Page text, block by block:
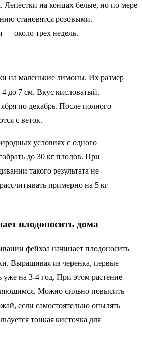
на концах белые, но по мере
становятся розовыми.
― около трех недель.
на маленькие лимоны. Их размер
4 до 7 см. Вкус кисловатый.
по декабрь. После полного
с веток.
условиях с одного
до 30 кг плодов. При
такого результата не
примерно на 5 кг
плодоносить дома
фейхоа начинает плодоносить
Выращивая из черенка, первые
уже на 3-4 год. При этом растение
Можно сильно повысить
если самостоятельно опылять
тонкая кисточка для